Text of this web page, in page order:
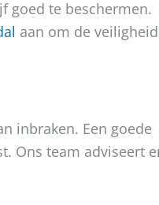
goed te beschermen.
aan om de veiligheid
inbraken. Een goede
Ons team adviseert